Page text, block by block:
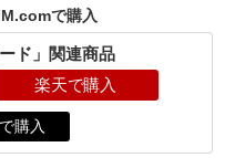
で購入
ド」関連商品
楽天で購入
購入